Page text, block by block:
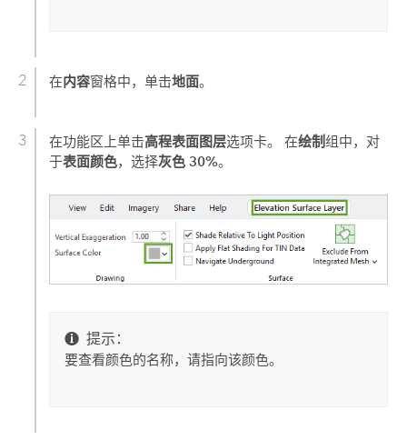
在内容窗格中，单击地面。
在功能区上单击高程表面图层选项卡。 在绘制组中，对
于表面颜色，选择灰色 30%。
提示：
要查看颜色的名称，请指向该颜色。